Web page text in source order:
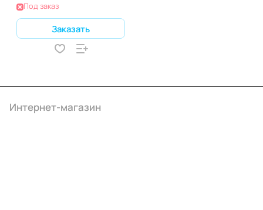
Под заказ
Заказать
Интернет-магазин